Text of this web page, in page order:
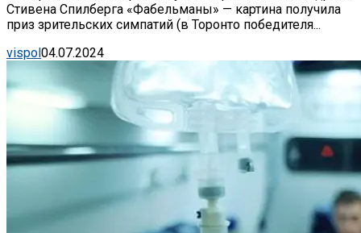
Стивена Спилберга «Фабельманы» — картина получила
приз зрительских симпатий (в Торонто победителя...
vispol04.07.2024